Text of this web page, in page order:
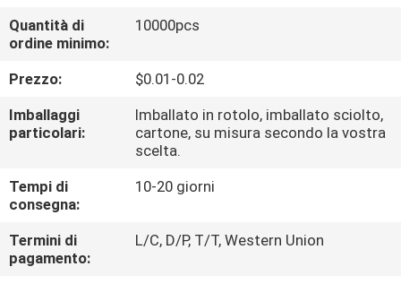
GIRO
DELLA
FABBRICA
CONTROLLO
QUALITÀ
CONTATTICI
Quantità di
ordine minimo:
10000pcs
Prezzo:
$0.01-0.02
Imballaggi
particolari:
Imballato in rotolo, imballato sciolto,
cartone, su misura secondo la vostra
scelta.
Tempi di
consegna:
10-20 giorni
Termini di
pagamento:
L/C, D/P, T/T, Western Union